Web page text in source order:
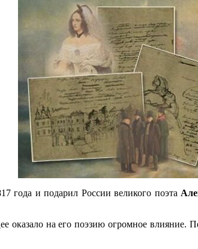
года и подарил России великого поэта
оказало на его поэзию огромное влияние.